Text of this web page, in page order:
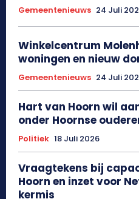
Gemeentenieuws 24 Juli
Winkelcentrum
woningen en nieuw
Gemeentenieuws 24 Juli
Hart van Hoorn wil
onder Hoornse
Politiek 18 Juli 2026
Vraagtekens bij
Hoorn en inzet voor
kermis